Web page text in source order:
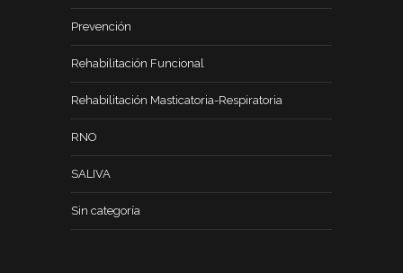
Prevención
Rehabilitación Funcional
Rehabilitación Masticatoria-Respiratoria
RNO
SALIVA
Sin categoría